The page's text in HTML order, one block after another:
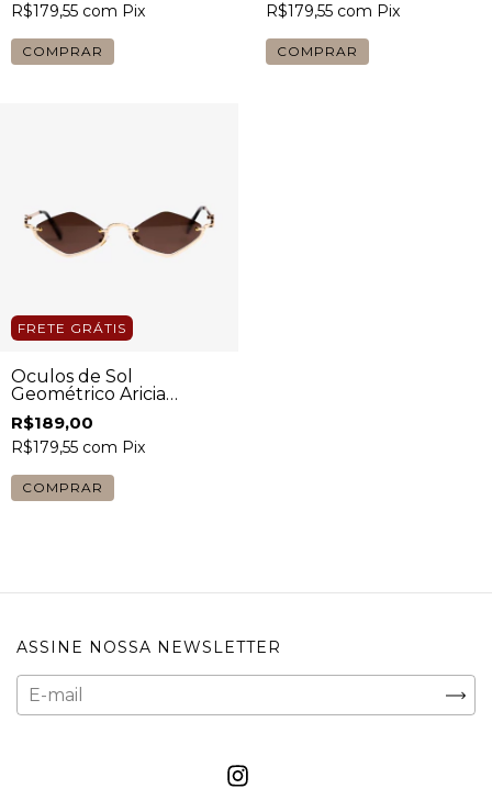
R$179,55 com Pix
COMPRAR
R$179,55 com Pix
COMPRAR
FRETE GRÁTIS
Óculos de Sol
Geométrico Aricia
Dourado com Lente
Marrom Feminino
R$189,00
R$179,55 com Pix
COMPRAR
ASSINE NOSSA NEWSLETTER